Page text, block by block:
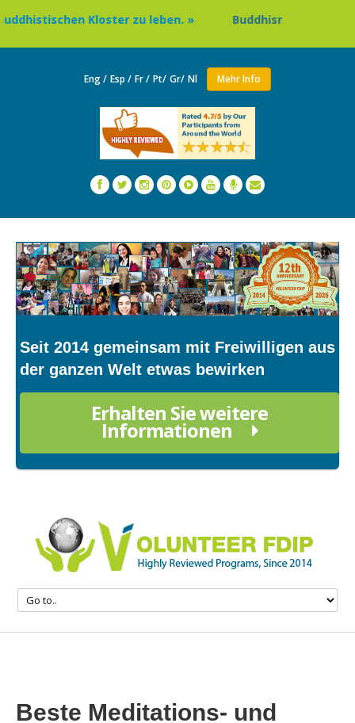
Kloster zu leben. » Buddhismus-Rundreise in
Eng / Esp / Fr / Pt/ Gr/ Nl Mehr Info
Seit 2014 gemeinsam mit Freiwilligen aus
der ganzen Welt etwas bewirken
Erhalten Sie weitere
Informationen
Beste Meditations- und